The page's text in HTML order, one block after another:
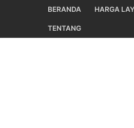
BERANDA HARGA
TENTANG